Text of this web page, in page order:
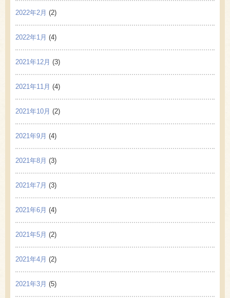
2022年2月 (2)
2022年1月 (4)
2021年12月 (3)
2021年11月 (4)
2021年10月 (2)
2021年9月 (4)
2021年8月 (3)
2021年7月 (3)
2021年6月 (4)
2021年5月 (2)
2021年4月 (2)
2021年3月 (5)